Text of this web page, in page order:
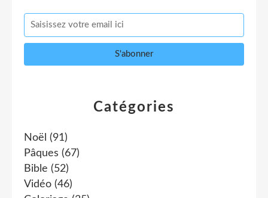
Catégories
Noël (91)
Pâques (67)
Bible (52)
Vidéo (46)